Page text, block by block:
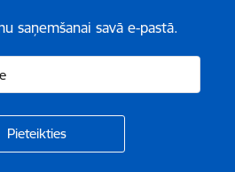
saņemšanai savā e-pastā.